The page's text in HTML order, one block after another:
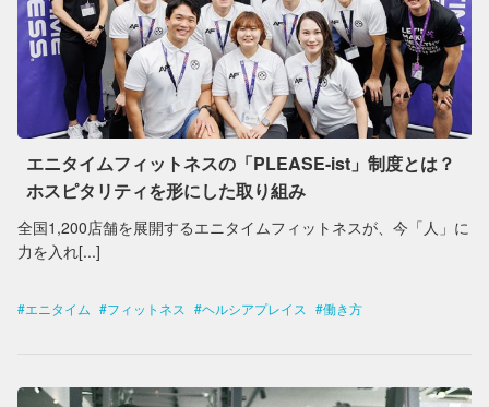
エニタイムフィットネスの「PLEASE-ist」制度とは？
ホスピタリティを形にした取り組み
全国1,200店舗を展開するエニタイムフィットネスが、今「人」に
力を入れ[...]
エニタイム フィットネス ヘルシアプレイス 働き方